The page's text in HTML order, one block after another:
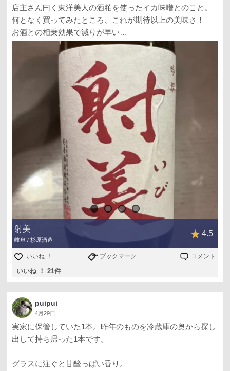
店主さん曰く東洋美人の酒粕を使ったイカ味噌とのこと。
何となく買ってみたところ、これが期待以上の美味さ！
お酒との相乗効果で減りが早い…
射美
岐阜 / 杉原酒造
4.5
いいね ！ ブックマーク コメント
いいね ！ 21件
puipui
4月29日
実家に保管していた1本。昨年のものを冷蔵庫の奥から探し
出して持ち帰った1本です。
グラスに注ぐと甘酸っぱい香り。